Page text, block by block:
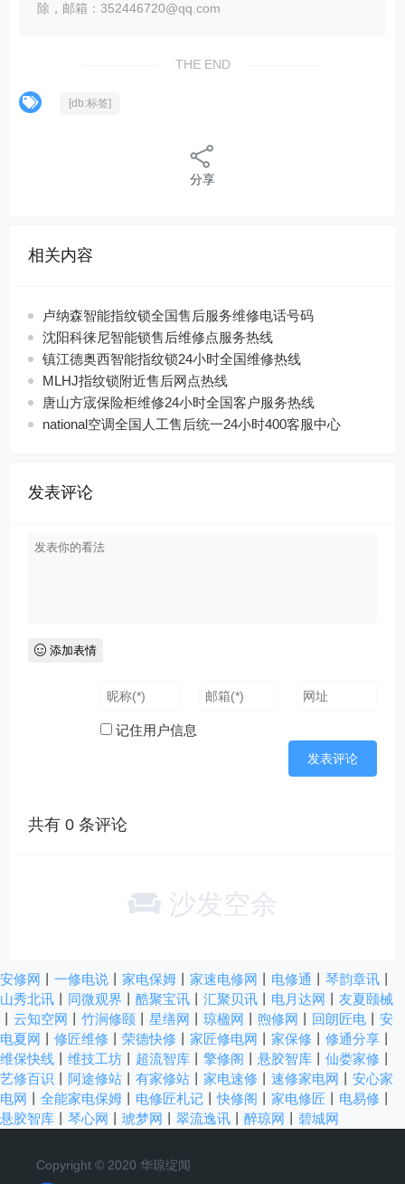
除，邮箱：352446720@qq.com
THE END
[db:标签]
分享
相关内容
卢纳森智能指纹锁全国售后服务维修电话号码
沈阳科徕尼智能锁售后维修点服务热线
镇江德奥西智能指纹锁24小时全国维修热线
MLHJ指纹锁附近售后网点热线
唐山方宬保险柜维修24小时全国客户服务热线
national空调全国人工售后统一24小时400客服中心
发表评论
添加表情
记住用户信息
共有0 条评论
沙发空余
安修网 一修电说 家电保姆 家速电修网 电修通 琴韵章讯
山秀北讯
同微观界 酷聚宝讯 汇聚贝讯 电月达网
友夏颐械
云知空网 竹涧修颐 星缮网 琼楹网 煦修网 回朗匠电
安
电夏网
修匠维修 荣德快修 家匠修电网 家保修 修通分享
维保快线
维技工坊 超流智库 擎修阁 悬胶智库 仙娄家修
艺修百识
阿途修站 有家修站 家电速修 速修家电网
安心家
电网
全能家电保姆 电修匠札记 丨快修阁 家电修匠 电易修
悬胶智库
琴心网 琥梦网 翠流逸讯 醉琼网 碧城网
Copyright © 2020 华琼绽闻